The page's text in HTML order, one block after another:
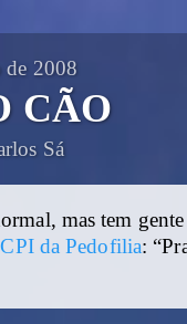
de 2008
CÃO
Sá
mas tem
CPI da Pedofilia: